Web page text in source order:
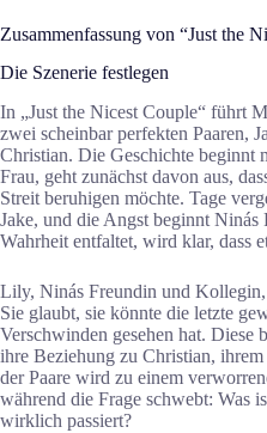
Zusammenfassung von “Just the
Die Szenerie festlegen
In „Just the Nicest Couple“ führt
zwei scheinbar perfekten Paaren,
Christian. Die Geschichte beginnt
Frau, geht zunächst davon aus,
Streit beruhigen möchte. Tage
Jake, und die Angst beginnt Ninás
Wahrheit entfaltet, wird klar, dass
Lily, Ninás Freundin und Kollegin,
Sie glaubt, sie könnte die letzte
Verschwinden gesehen hat. Diese
ihre Beziehung zu Christian,
der Paare wird zu einem
während die Frage schwebt: Was
wirklich passiert?